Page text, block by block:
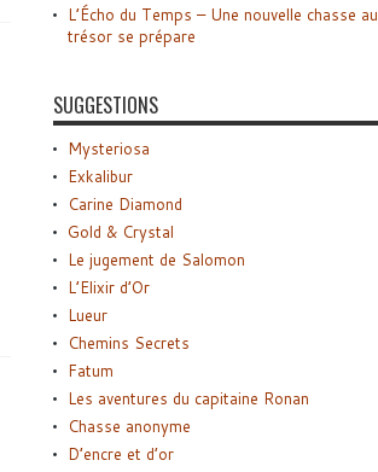
L’Écho du Temps – Une nouvelle chasse au
trésor se prépare
SUGGESTIONS
Mysteriosa
Exkalibur
Carine Diamond
Gold & Crystal
Le jugement de Salomon
L’Elixir d’Or
Lueur
Chemins Secrets
Fatum
Les aventures du capitaine Ronan
Chasse anonyme
D’encre et d’or